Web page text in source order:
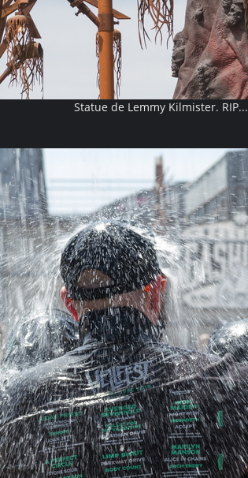
Statue de Lemmy Kilmister. RIP...